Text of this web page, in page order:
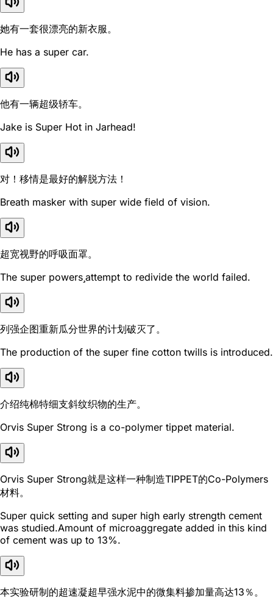
她有一套很漂亮的新衣服。
He has a super car.
他有一辆超级轿车。
Jake is Super Hot in Jarhead!
对！移情是最好的解脱方法！
Breath masker with super wide field of vision.
超宽视野的呼吸面罩。
The super powersattempt to redivide the world failed.
列强企图重新瓜分世界的计划破灭了。
The production of the super fine cotton twills is introduced.
介绍纯棉特细支斜纹织物的生产。
Orvis Super Strong is a co-polymer tippet material.
Orvis Super Strong就是这样一种制造TIPPET的Co-Polymers
材料。
Super quick setting and super high early strength cement
was studied.Amount of microaggregate added in this kind
of cement was up to 13%.
本实验研制的超速凝超早强水泥中的微集料掺加量高达13％。